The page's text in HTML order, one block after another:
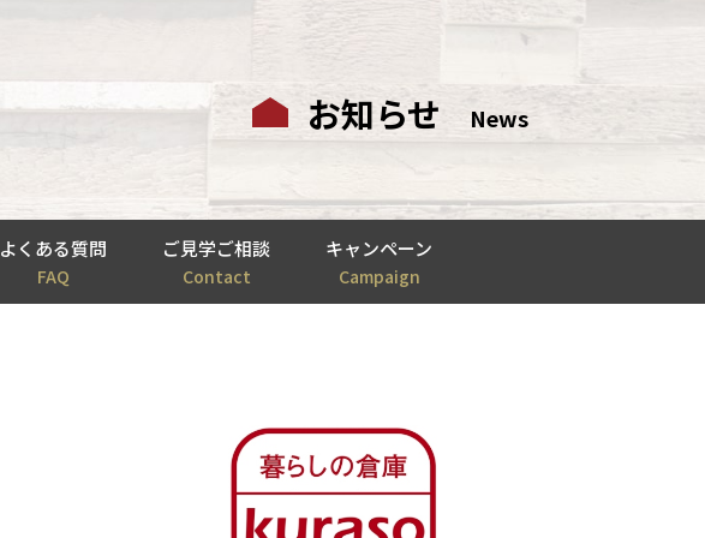
お知らせ News
よくある質問
FAQ
ご見学ご相談
Contact
キャンペーン
Campaign